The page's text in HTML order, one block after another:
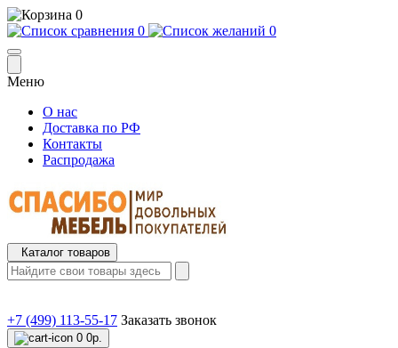
0
0
0
Меню
О нас
Доставка по РФ
Контакты
Распродажа
Каталог товаров
+7 (499) 113-55-17 Заказать звонок
0 0р.